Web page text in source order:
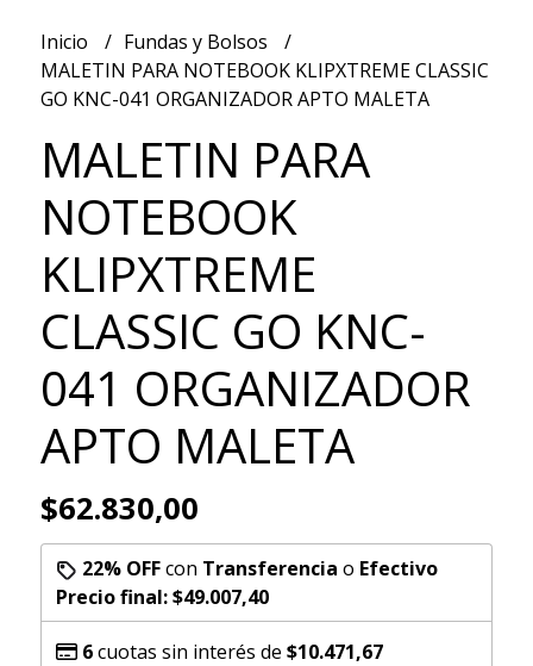
Inicio
Fundas y Bolsos
MALETIN PARA NOTEBOOK KLIPXTREME CLASSIC
GO KNC-041 ORGANIZADOR APTO MALETA
MALETIN PARA
NOTEBOOK
KLIPXTREME
CLASSIC GO KNC-
041 ORGANIZADOR
APTO MALETA
$62.830,00
22% OFFcon Transferencia o Efectivo
Precio final:$49.007,40
6cuotas sin interés de $10.471,67